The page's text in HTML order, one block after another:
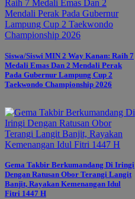
Siswa/Siswi MIN 2 Way Kanan: Raih 7
Medali Emas Dan 2 Mendali Perak
Pada Gubernur Lampung Cup 2
Taekwondo Championship 2026
Gema Takbir Berkumandang Di Iringi
Dengan Ratusan Obor Terangi Langit
Banjit, Rayakan Kemenangan Idul
Fitri 1447 H